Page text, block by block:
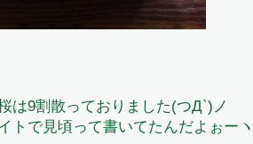
は9割散っておりました(つД`)ノ
トで見頃って書いてたんだよぉー